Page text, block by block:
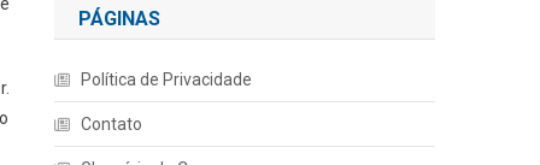
PÁGINAS
Política de Privacidade
Contato